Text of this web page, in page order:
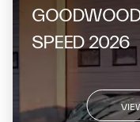
SPEED 2026